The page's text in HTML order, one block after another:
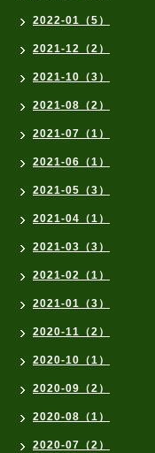
2022-01（5）
2021-12（2）
2021-10（3）
2021-08（2）
2021-07（1）
2021-06（1）
2021-05（3）
2021-04（1）
2021-03（3）
2021-02（1）
2021-01（3）
2020-11（2）
2020-10（1）
2020-09（2）
2020-08（1）
2020-07（2）